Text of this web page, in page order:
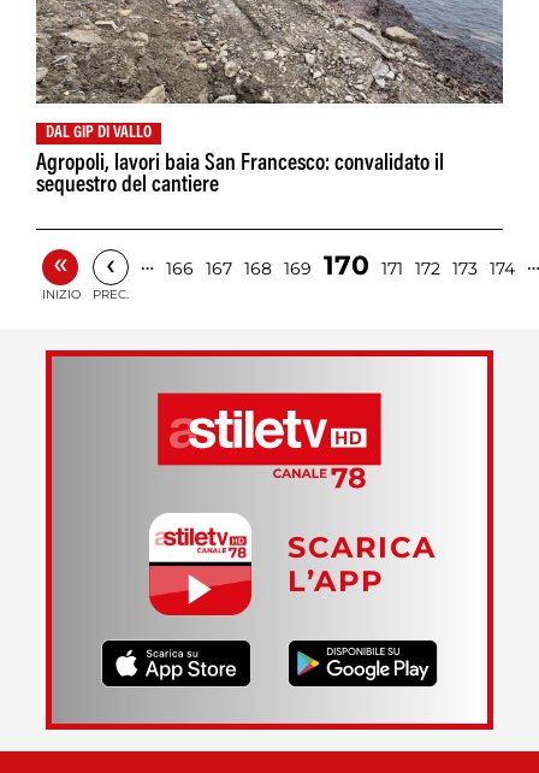
DAL GIP DI VALLO
Agropoli, lavori baia San Francesco: convalidato il
sequestro del cantiere
«
INIZIO
‹
PREC.
… 166 167 168 169 170 171 172 173 174 …
SCARICA
L’APP